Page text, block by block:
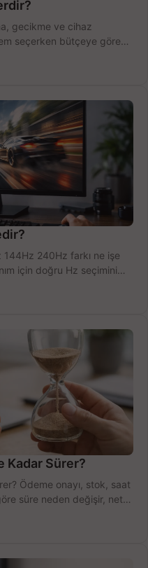
gecikme ve cihaz
seçerken bütçeye göre
144Hz 240Hz farkı ne işe
için doğru Hz seçimini
Kadar Sürer?
Ödeme onayı, stok, saat
süre neden değişir, net